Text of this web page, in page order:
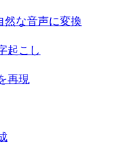
然な音声に変換
起こし
再現